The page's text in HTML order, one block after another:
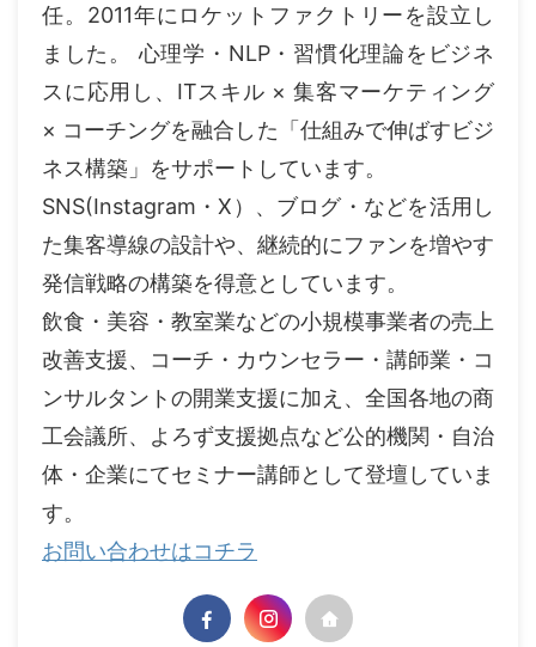
任。2011年にロケットファクトリーを設立し
ました。 心理学・NLP・習慣化理論をビジネ
スに応用し、ITスキル × 集客マーケティング
× コーチングを融合した「仕組みで伸ばすビジ
ネス構築」をサポートしています。
SNS(Instagram・X）、ブログ・などを活用し
た集客導線の設計や、継続的にファンを増やす
発信戦略の構築を得意としています。
飲食・美容・教室業などの小規模事業者の売上
改善支援、コーチ・カウンセラー・講師業・コ
ンサルタントの開業支援に加え、全国各地の商
工会議所、よろず支援拠点など公的機関・自治
体・企業にてセミナー講師として登壇していま
す。
お問い合わせはコチラ